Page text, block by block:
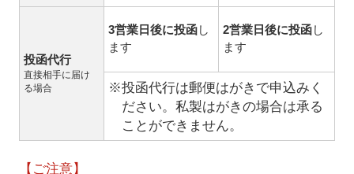
投函代行
直接相手に届け
る場合
3営業日後に投函し
ます
2営業日後に投函し
ます
※投函代行は郵便はがきで申込みく
ださい。私製はがきの場合は承る
ことができません。
【ご注意】